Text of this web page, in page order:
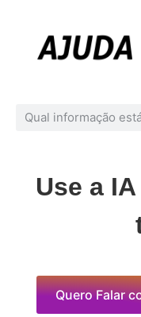
Use a
Quero Falar